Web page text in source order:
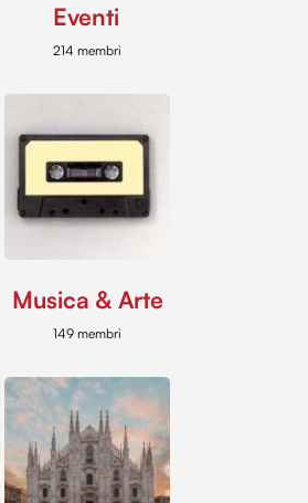
Eventi
214 membri
Musica & Arte
149 membri